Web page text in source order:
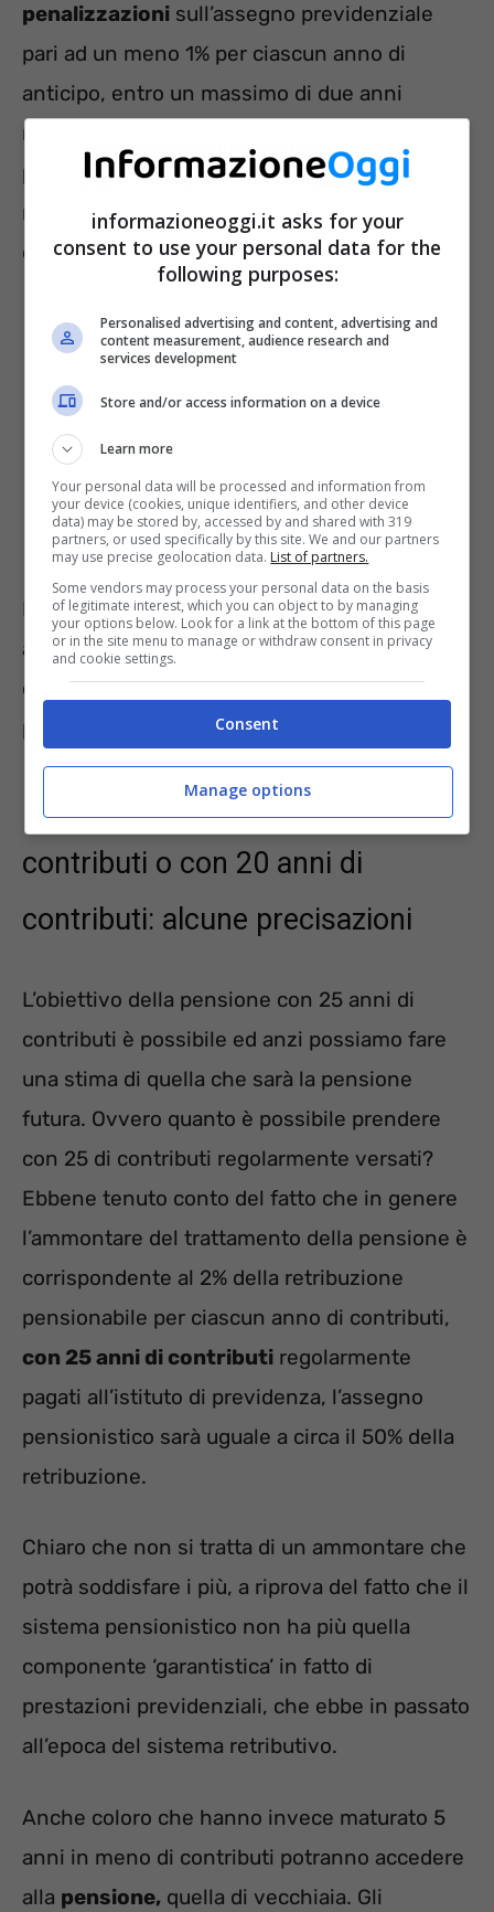
penalizzazioni sull’assegno previdenziale
pari ad un meno 1% per ciascun anno di
anticipo, entro un massimo di due anni
rispetto ai
pensione di vecchiaia ordinaria. Mentre un
meno 2% vale per gli anni ulteriori ai primi
due.
Ma oltre a questa esistono altre pensioni
anticipate per agevolare specifiche categorie
di lavoratori. Pensiamo ad esempio alla
pensione usuranti o ad Opzione donna.
Pensione spettante con 25 anni di
contributi o con 20 anni di
contributi: alcune precisazioni
L’obiettivo della pensione con 25 anni di
contributi è possibile ed anzi possiamo fare
una stima di quella che sarà la pensione
futura. Ovvero quanto è possibile prendere
con 25 di contributi regolarmente versati?
Ebbene tenuto conto del fatto che in genere
l’ammontare del trattamento della pensione è
corrispondente al 2% della retribuzione
pensionabile per ciascun anno di contributi,
con 25 anni di contributi regolarmente
pagati all’istituto di previdenza, l’assegno
pensionistico sarà uguale a circa il 50% della
retribuzione.
Chiaro che non si tratta di un ammontare che
potrà soddisfare i più, a riprova del fatto che il
sistema pensionistico non ha più quella
componente ‘garantistica’ in fatto di
prestazioni previdenziali, che ebbe in passato
all’epoca del sistema retributivo.
Anche coloro che hanno invece maturato 5
anni in meno di contributi potranno accedere
alla pensione, quella di vecchiaia. Gli
informazioneoggi.it asks for your
consent to use your personal data for the
following purposes:
Personalised advertising and content, advertising and
content measurement, audience research and
services development
Store and/or access information on a device
Learn more
Your personal data will be processed and information from
your device (cookies, unique identifiers, and other device
data) may be stored by, accessed by and shared with 319
partners, or used specifically by this site. We and our partners
may use precise geolocation data. List of partners.
Some vendors may process your personal data on the basis
of legitimate interest, which you can object to by managing
your options below. Look for a link at the bottom of this page
or in the site menu to manage or withdraw consent in privacy
and cookie settings.
Consent
Manage options